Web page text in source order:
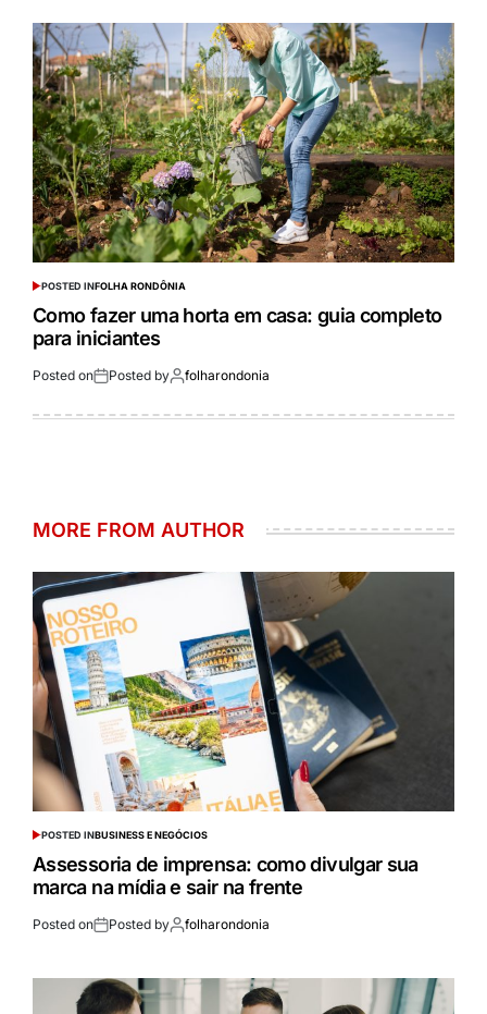
POSTED INFOLHA RONDÔNIA
Como fazer uma horta em casa: guia completo
para iniciantes
Posted on Posted by folharondonia
MORE FROM AUTHOR
POSTED INBUSINESS E NEGÓCIOS
Assessoria de imprensa: como divulgar sua
marca na mídia e sair na frente
Posted on Posted by folharondonia